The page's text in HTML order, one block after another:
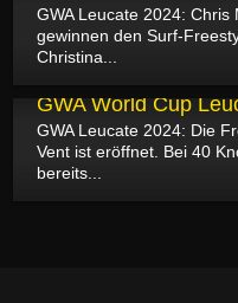
GWA Leucate 2024:
gewinnen den Surf-
Christina...
GWA World Cup
GWA Leucate 2024: Die
Vent ist eröffnet. Bei 40
bereits...